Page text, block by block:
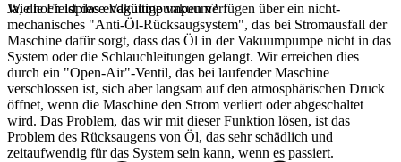
Ja, die Fieldpiece Vakuumpumpen verfügen über ein nicht-
mechanisches "Anti-Öl-Rücksaugsystem", das bei Stromausfall der
Maschine dafür sorgt, dass das Öl in der Vakuumpumpe nicht in das
System oder die Schlauchleitungen gelangt. Wir erreichen dies
durch ein "Open-Air"-Ventil, das bei laufender Maschine
verschlossen ist, sich aber langsam auf den atmosphärischen Druck
öffnet, wenn die Maschine den Strom verliert oder abgeschaltet
wird. Das Problem, das wir mit dieser Funktion lösen, ist das
Problem des Rücksaugens von Öl, das sehr schädlich und
zeitaufwendig für das System sein kann, wenn es passiert.
Wie hoch ist das endgültige vakuum?